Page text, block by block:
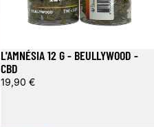
L'AMNÉSIA 12 G - BEULLYWOOD -
CBD
19,90 €